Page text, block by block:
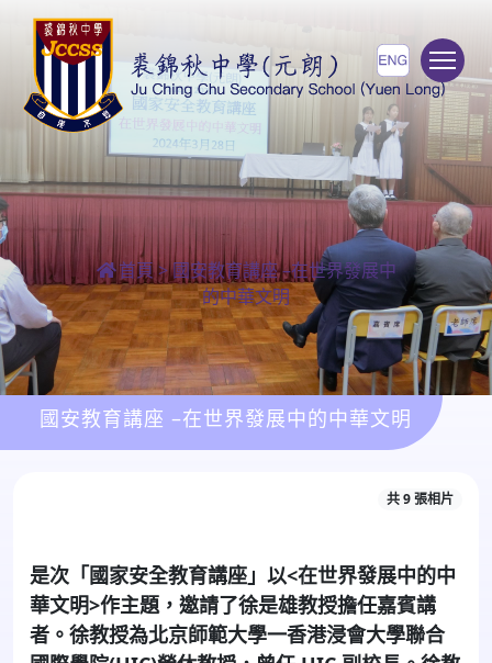
首頁>國安教育講座 –在世界發展中
的中華文明
國安教育講座 –在世界發展中的中華文明
共 9 張相片
是次「國家安全教育講座」以<在世界發展中的中
華文明>作主題，邀請了徐是雄教授擔任嘉賓講
者。徐教授為北京師範大學一香港浸會大學聯合